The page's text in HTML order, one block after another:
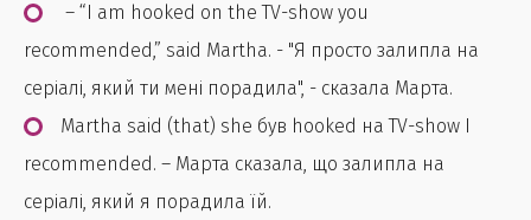
– “I am hooked on the TV-show you
recommended,” said Martha. - "Я просто залипла на
серіалі, який ти мені порадила", - сказала Марта.
Martha said (that) she був hooked на TV-show I
recommended. – Марта сказала, що залипла на
серіалі, який я порадила їй.